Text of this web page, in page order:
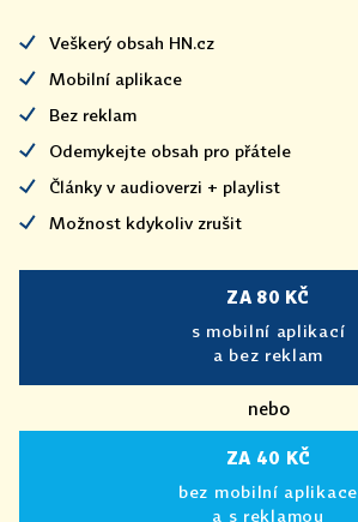
Veškerý obsah HN.cz
Mobilní aplikace
Bez reklam
Odemykejte obsah pro přátele
Články v audioverzi + playlist
Možnost kdykoliv zrušit
ZA 80 KČ
s mobilní aplikací
a bez reklam
nebo
ZA 40 KČ
bez mobilní aplikace
a s reklamou